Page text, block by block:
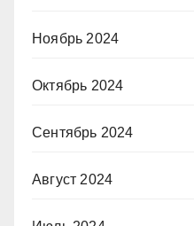
Ноябрь 2024
Октябрь 2024
Сентябрь 2024
Август 2024